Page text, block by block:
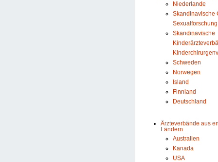
Niederlande
Skandinavische
Sexualforschung
Skandinavische
Schweden
Norwegen
Island
Finnland
Deutschland
Ärzteverbände aus
Ländern
Australien
Kanada
USA